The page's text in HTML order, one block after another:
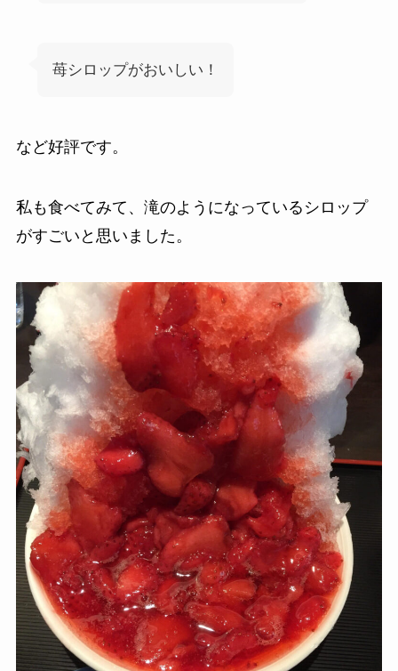
苺シロップがおいしい！
など好評です。
私も食べてみて、滝のようになっているシロップ
がすごいと思いました。